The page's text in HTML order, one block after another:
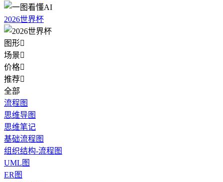
2026世界杯
图形
场景
价格
推荐
全部
流程图
思维导图
思维笔记
基础流程图
组织结构-流程图
UML图
ER图